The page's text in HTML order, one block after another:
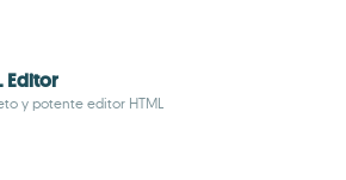
Editor
y potente editor HTML